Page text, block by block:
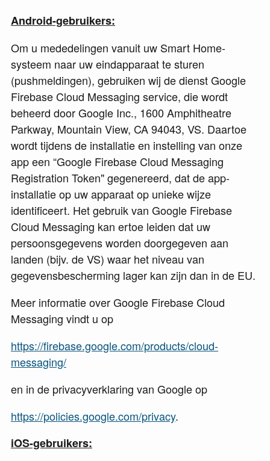
Android-gebruikers:
Om u mededelingen vanuit uw Smart Home-
systeem naar uw eindapparaat te sturen
(pushmeldingen), gebruiken wij de dienst Google
Firebase Cloud Messaging service, die wordt
beheerd door Google Inc., 1600 Amphitheatre
Parkway, Mountain View, CA 94043, VS. Daartoe
wordt tijdens de installatie en instelling van onze
app een “Google Firebase Cloud Messaging
Registration Token" gegenereerd, dat de app-
installatie op uw apparaat op unieke wijze
identificeert. Het gebruik van Google Firebase
Cloud Messaging kan ertoe leiden dat uw
persoonsgegevens worden doorgegeven aan
landen (bijv. de VS) waar het niveau van
gegevensbescherming lager kan zijn dan in de EU.
Meer informatie over Google Firebase Cloud
Messaging vindt u op
https://firebase.google.com/products/cloud-
messaging/
en in de privacyverklaring van Google op
https://policies.google.com/privacy.
iOS-gebruikers: